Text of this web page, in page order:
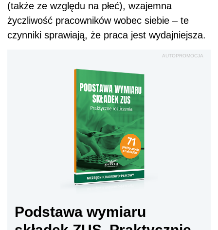
(także ze względu na płeć), wzajemna
życzliwość pracowników wobec siebie – te
czynniki sprawiają, że praca jest wydajniejsza.
AUTOPROMOCJA
Podstawa wymiaru